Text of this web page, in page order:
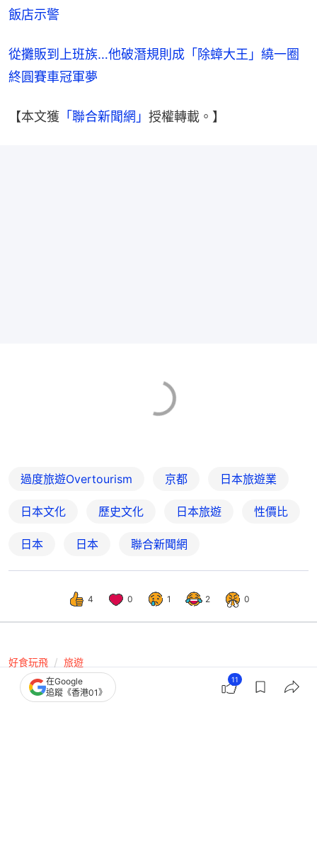
飯店示警
從攤販到上班族…他破潛規則成「除蟑大王」繞一圈
終圓賽車冠軍夢
【本文獲 「聯合新聞網」 授權轉載。】
過度旅遊Overtourism 京都 日本旅遊業
日本文化 歷史文化 日本旅遊 性價比
日本 日本 聯合新聞網
4 0 1 2 0
好食玩飛 旅遊
日本旅遊6大親身體驗 踩單車禁戴耳
在Google
追蹤《香港01》
11